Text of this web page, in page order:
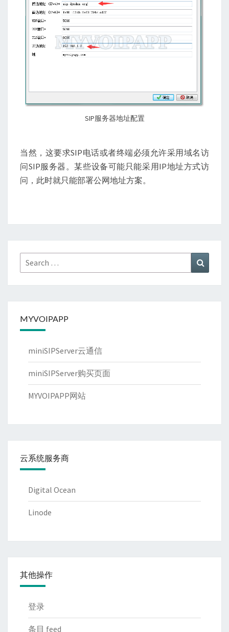
SIP服务器地址配置
当然，这要求SIP电话或者终端必须允许采用域名访
问SIP服务器。某些设备可能只能采用IP地址方式访
问，此时就只能部署公网地址方案。
Search
for:
MYVOIPAPP
miniSIPServer云通信
miniSIPServer购买页面
MYVOIPAPP网站
云系统服务商
Digital Ocean
Linode
其他操作
登录
条目 feed